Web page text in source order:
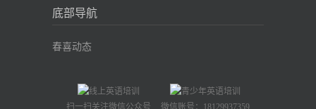
底部导航
春喜动态
扫一扫关注微信公众号 微信账号：18129937359